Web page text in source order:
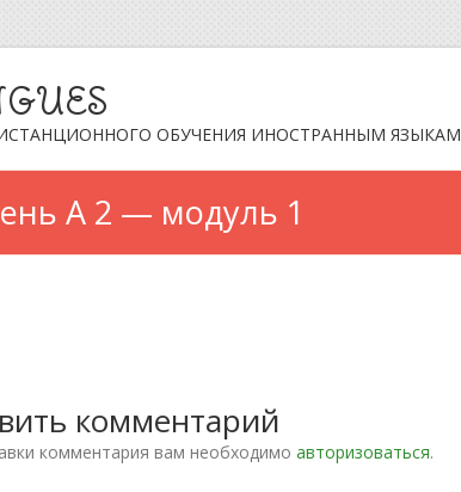
ОБУЧЕНИЯ ИНОСТРАННЫМ ЯЗЫКАМ
А 2 — модуль 1
комментарий
комментария вам необходимо авторизоваться.